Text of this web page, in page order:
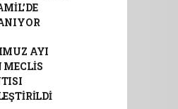
AYI
MECLİS